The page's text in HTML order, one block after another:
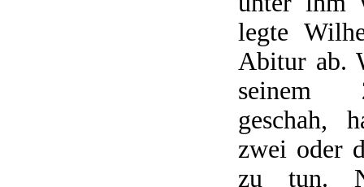
legte
Abitur ab.
seinem
geschah,
zwei oder
zu tun.